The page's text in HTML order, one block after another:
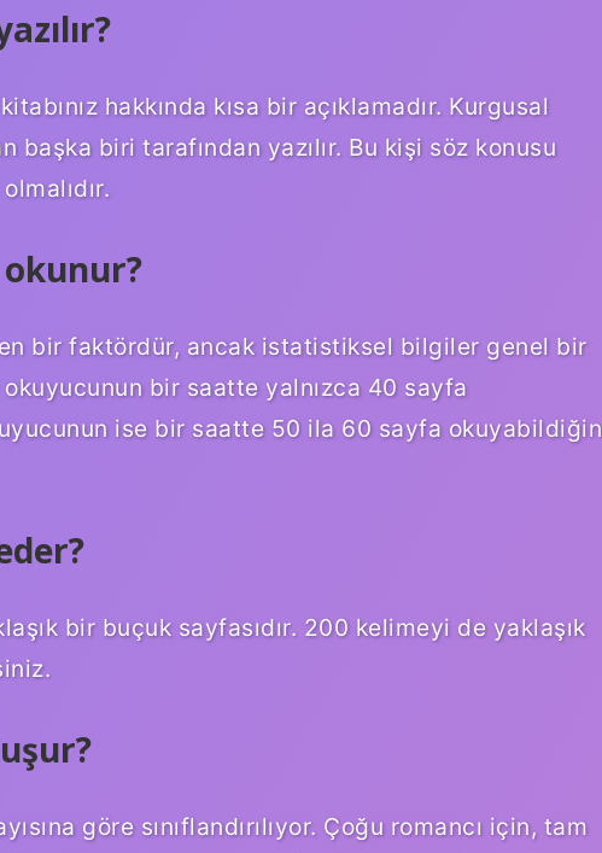
hakkında kısa bir açıklamadır. Kurgusal
biri tarafından yazılır. Bu kişi söz konusu
bir faktördür, ancak istatistiksel bilgiler genel bir
bir saatte yalnızca 40 sayfa
ise bir saatte 50 ila 60 sayfa
bir buçuk sayfasıdır. 200 kelimeyi de yaklaşık
göre sınıflandırılıyor. Çoğu romancı için, tam